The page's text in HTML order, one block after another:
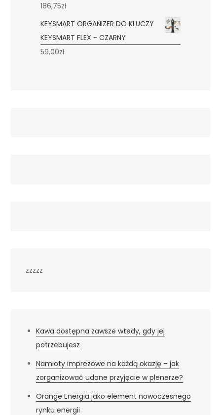
186,75zł
KEYSMART ORGANIZER DO KLUCZY
KEYSMART FLEX - CZARNY
59,00zł
zzzzz
Kawa dostępna zawsze wtedy, gdy jej
potrzebujesz
Namioty imprezowe na każdą okazję – jak
zorganizować udane przyjęcie w plenerze?
Orange Energia jako element nowoczesnego
rynku energii